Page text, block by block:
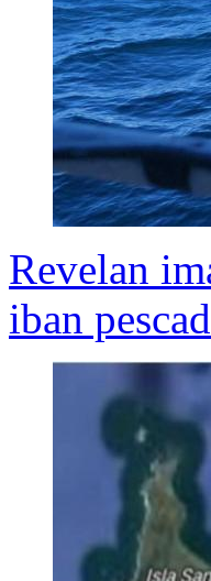
Revelan
iban